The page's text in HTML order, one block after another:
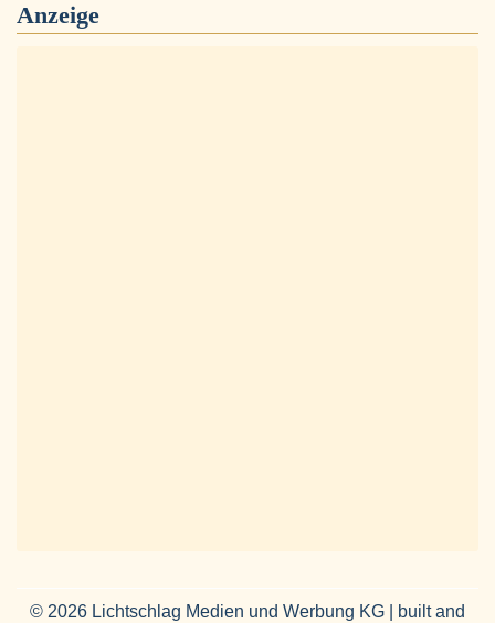
Anzeige
© 2026 Lichtschlag Medien und Werbung KG | built and